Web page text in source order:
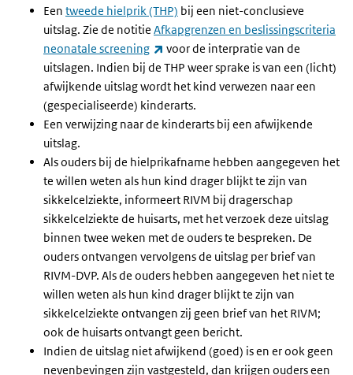
Een tweede hielprik (THP) bij een niet-conclusieve
uitslag. Zie de notitie Afkapgrenzen en beslissingscriteria
neonatale screening
(link is external)
voor de interpratie van de
uitslagen. Indien bij de THP weer sprake is van een (licht)
afwijkende uitslag wordt het kind verwezen naar een
(gespecialiseerde) kinderarts.
Een verwijzing naar de kinderarts bij een afwijkende
uitslag.
Als ouders bij de hielprikafname hebben aangegeven het
te willen weten als hun kind drager blijkt te zijn van
sikkelcelziekte, informeert RIVM bij dragerschap
sikkelcelziekte de huisarts, met het verzoek deze uitslag
binnen twee weken met de ouders te bespreken. De
ouders ontvangen vervolgens de uitslag per brief van
RIVM-DVP. Als de ouders hebben aangegeven het niet te
willen weten als hun kind drager blijkt te zijn van
sikkelcelziekte ontvangen zij geen brief van het RIVM;
ook de huisarts ontvangt geen bericht.
Indien de uitslag niet afwijkend (goed) is en er ook geen
nevenbevingen zijn vastgesteld, dan krijgen ouders een